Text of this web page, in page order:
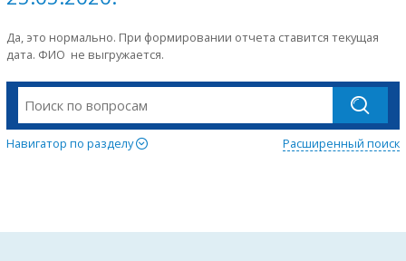
Да, это нормально. При формировании отчета ставится текущая
дата. ФИО не выгружается.
Навигатор по разделу Расширенный поиск